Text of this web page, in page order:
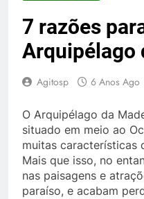
7 razões
Arquipélago
Agitosp 6 Anos Ago
O Arquipélago da
situado em meio ao
muitas características
Mais que isso, no
nas paisagens e
paraíso, e acabam